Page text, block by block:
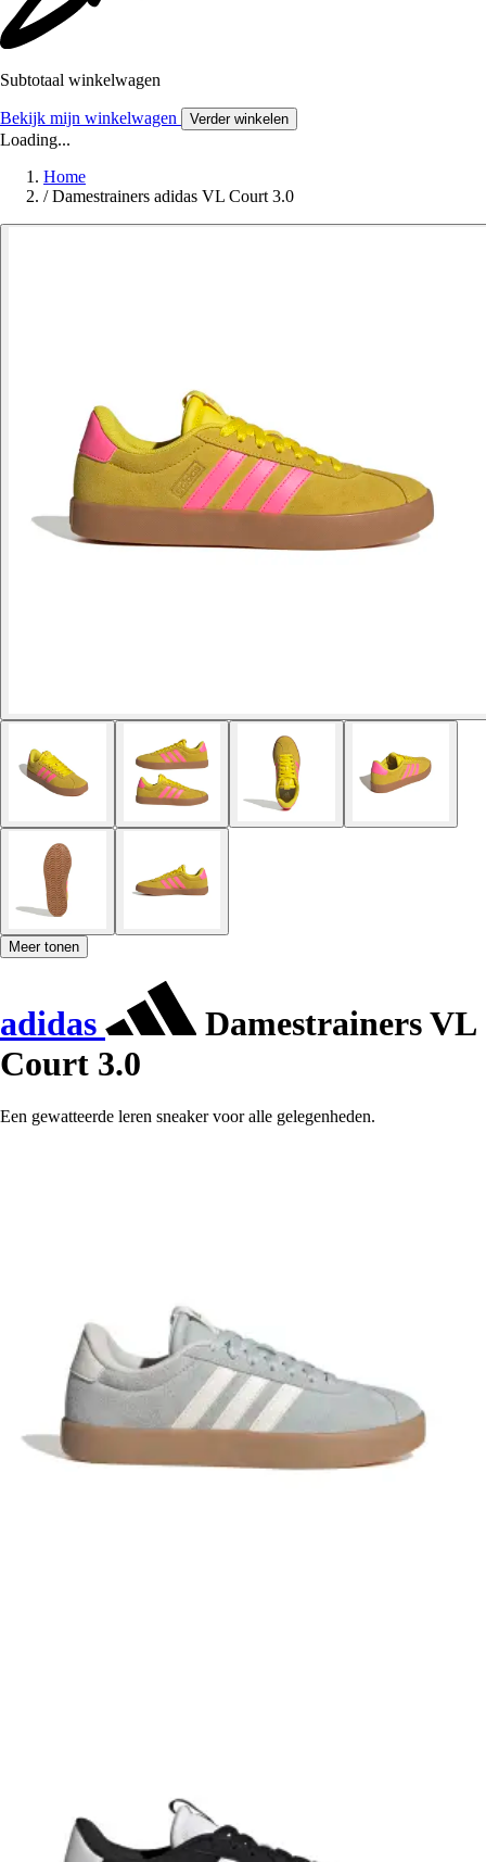
Subtotaal winkelwagen
Bekijk mijn winkelwagen Verder winkelen
Loading...
Home
/ Damestrainers adidas VL Court 3.0
Meer tonen
adidas
Damestrainers VL
Court 3.0
Een gewatteerde leren sneaker voor alle gelegenheden.